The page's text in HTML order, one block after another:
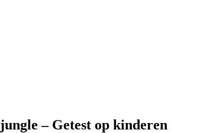
– Getest op kinderen